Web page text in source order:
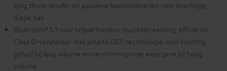
long throw woofer en passieve basmembranen voor krachtige,
diepe bas
Bluetooth® 5.3 voor vrijwel lossless muziekstreaming, efficiënte
Class D-versterker met smarte DSP-technologie voor krachtig
geluid bij laag volume en vervormingsvrije weergave bij hoog
volume